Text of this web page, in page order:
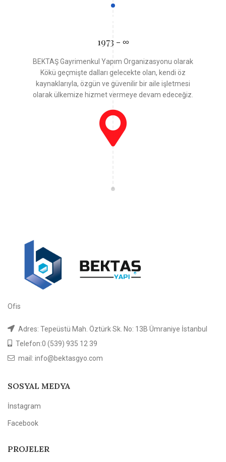
1973 - ∞
BEKTAŞ Gayrimenkul Yapım Organizasyonu olarak
Kökü geçmişte dalları gelecekte olan, kendi öz
kaynaklarıyla, özgün ve güvenilir bir aile işletmesi
olarak ülkemize hizmet vermeye devam edeceğiz.
Ofis
Adres: Tepeüstü Mah. Öztürk Sk. No: 13B Ümraniye İstanbul
Telefon:0 (539) 935 12 39
mail: info@bektasgyo.com
SOSYAL MEDYA
İnstagram
Facebook
PROJELER